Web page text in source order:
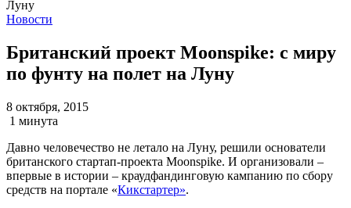
Новости
Британский проект Moonspike: с миру
по фунту на полет на Луну
8 октября, 2015
1 минута
Давно человечество не летало на Луну, решили основатели
британского стартап-проекта Moonspike. И организовали –
впервые в истории – краудфандинговую кампанию по сбору
средств на портале «Кикстартер».